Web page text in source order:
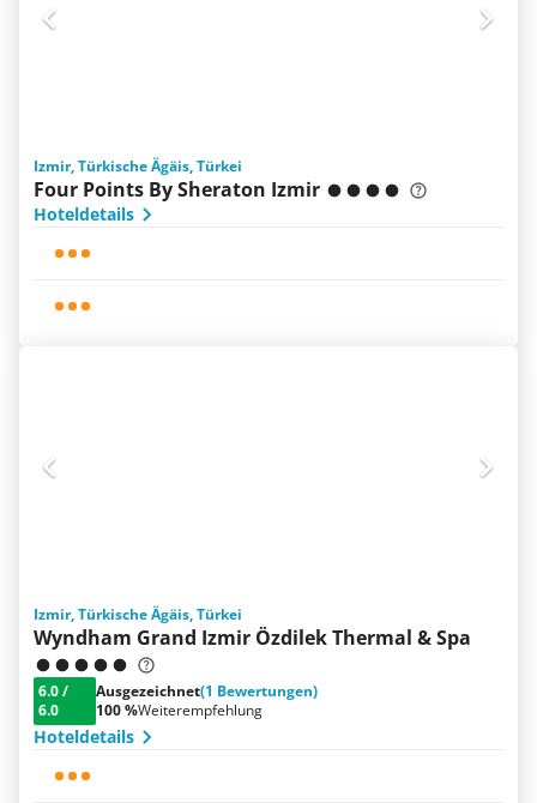
Izmir, Türkische Ägäis, Türkei
Four Points By Sheraton Izmir
Hoteldetails
Izmir, Türkische Ägäis, Türkei
Wyndham Grand Izmir Özdilek Thermal & Spa
6.0/
6.0
Ausgezeichnet(1 Bewertungen)
100 %Weiterempfehlung
Hoteldetails